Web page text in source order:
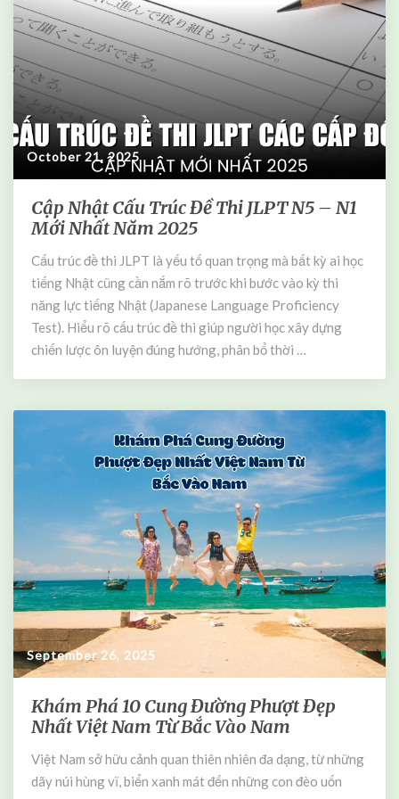
H
à
g
?
ọ
c
L
à
m
Y
o
u
T
u
b
e
K
i
m
T
i
ề
Đ
N
g
h
i
ệ
m
h
ấ
October 21, 2025
C
ậ
N
h
ậ
t
C
u
i
J
L
T
N
5
–
N
1
M
ớ
Cập Nhật Cấu Trúc Đề Thi JLPT N5 – N1
Mới Nhất Năm 2025
Cấu trúc đề thi JLPT là yếu tố quan trọng mà bất kỳ ai học
tiếng Nhật cũng cần nắm rõ trước khi bước vào kỳ thi
năng lực tiếng Nhật (Japanese Language Proficiency
Test). Hiểu rõ cấu trúc đề thi giúp người học xây dựng
chiến lược ôn luyện đúng hướng, phân bổ thời …
September 26, 2025
K
h
m
P
Khám Phá 10 Cung Đường Phượt Đẹp
Nhất Việt Nam Từ Bắc Vào Nam
Việt Nam sở hữu cảnh quan thiên nhiên đa dạng, từ những
dãy núi hùng vĩ, biển xanh mát đến những con đèo uốn